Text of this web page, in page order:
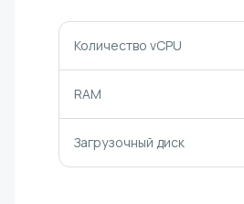
Количество vCPU
RAM
Загрузочный диск